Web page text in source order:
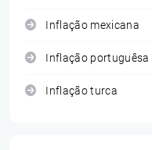
Inflação mexicana
Inflação portuguêsa
Inflação turca